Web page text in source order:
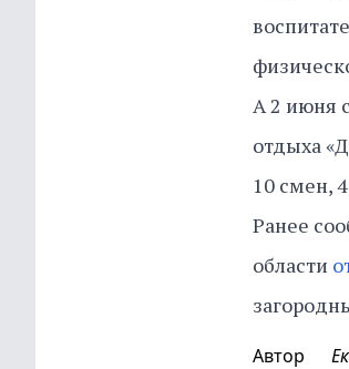
А 2 июня
отдыха
10 смен,
Ранее
области
Автор